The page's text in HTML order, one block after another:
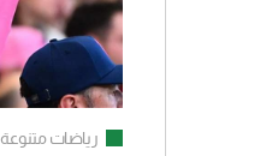
رياضات متنوعة